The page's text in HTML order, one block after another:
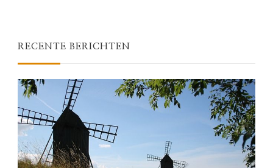
RECENTE BERICHTEN